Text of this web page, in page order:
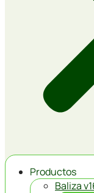
Productos
Baliza